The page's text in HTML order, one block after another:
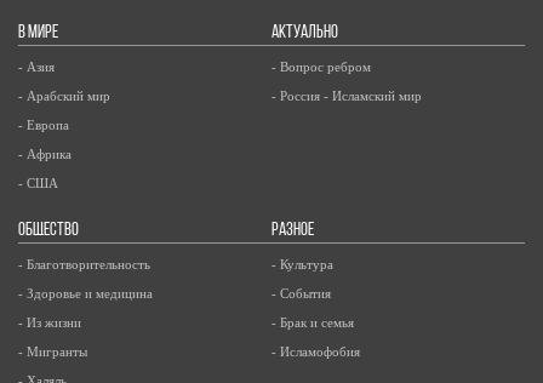
В МИРЕ
- Азия
- Арабский мир
- Европа
- Африка
- США
АКТУАЛЬНО
- Вопрос ребром
- Россия - Исламский мир
ОБЩЕСТВО
- Благотворительность
- Здоровье и медицина
- Из жизни
- Мигранты
РАЗНОЕ
- Культура
- События
- Брак и семья
- Исламофобия